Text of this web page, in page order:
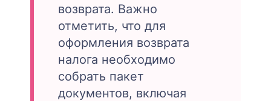
возврата. Важно
отметить, что для
оформления возврата
налога необходимо
собрать пакет
документов, включая